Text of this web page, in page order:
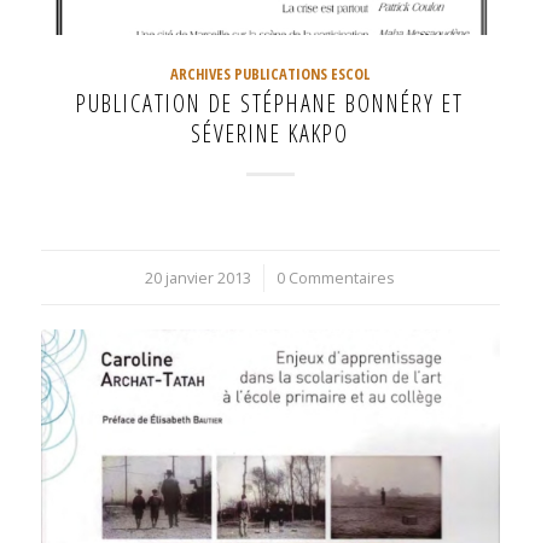
ARCHIVES PUBLICATIONS ESCOL
PUBLICATION DE STÉPHANE BONNÉRY ET
SÉVERINE KAKPO
20 janvier 2013
/ 0 Commentaires